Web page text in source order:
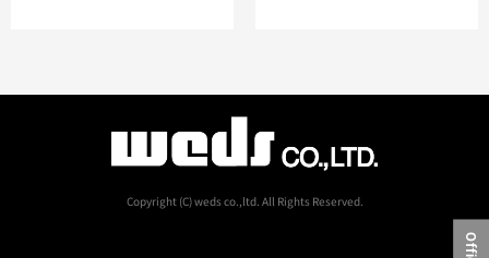
Copyright (C) weds co.,ltd. All Rights Reserved.